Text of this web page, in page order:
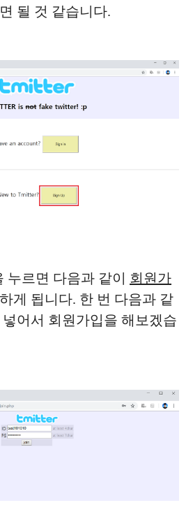
될 것 같습니다.
누르면 다음과 같이 회원가
하게 됩니다. 한 번 다음과 같
어서 회원가입을 해보겠습